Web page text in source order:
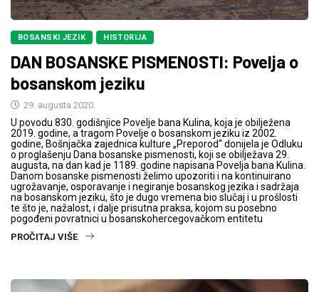
BOSANSKI JEZIK HISTORIJA
DAN BOSANSKE PISMENOSTI: Povelja o
bosanskom jeziku
29. augusta 2020.
U povodu 830. godišnjice Povelje bana Kulina, koja je obilježena
2019. godine, a tragom Povelje o bosanskom jeziku iz 2002.
godine, Bošnjačka zajednica kulture „Preporod“ donijela je Odluku
o proglašenju Dana bosanske pismenosti, koji se obilježava 29.
augusta, na dan kad je 1189. godine napisana Povelja bana Kulina.
Danom bosanske pismenosti želimo upozoriti i na kontinuirano
ugrožavanje, osporavanje i negiranje bosanskog jezika i sadržaja
na bosanskom jeziku, što je dugo vremena bio slučaj i u prošlosti
te što je, nažalost, i dalje prisutna praksa, kojom su posebno
pogođeni povratnici u bosanskohercegovačkom entitetu
PROČITAJ VIŠE